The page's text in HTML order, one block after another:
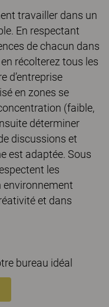
travailler dans un
En respectant
de chacun dans
récolterez tous les
d’entreprise
en zones se
(faible,
déterminer
discussions et
est adaptée. Sous
les
environnement
et dans
bureau idéal